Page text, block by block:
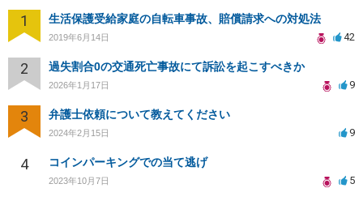
1 生活保護受給家庭の自転車事故、賠償請求への対処法
2019年6月14日 42
2 過失割合0の交通死亡事故にて訴訟を起こすべきか
2026年1月17日 9
3 弁護士依頼について教えてください
2024年2月15日 9
4 コインパーキングでの当て逃げ
2023年10月7日 5